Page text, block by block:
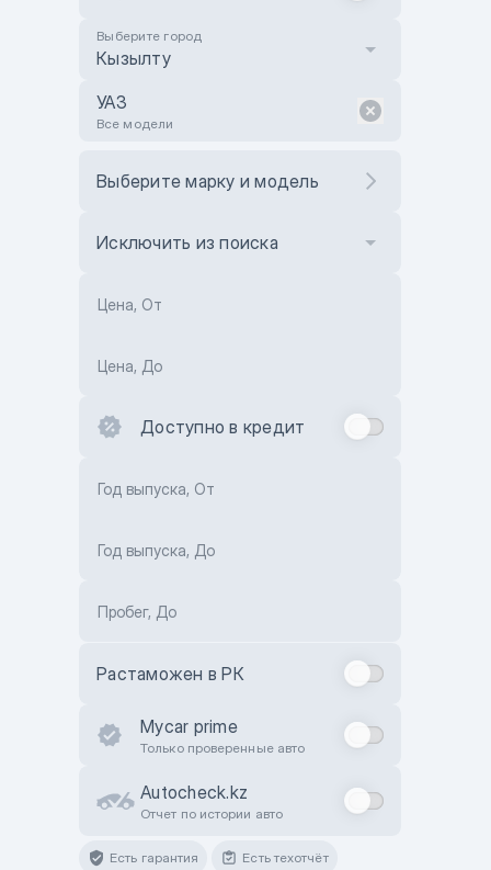
Выберите город
Кызылту
УАЗ
Все модели
Выберите марку и модель
Исключить из поиска
Цена, От
Цена, До
Доступно в кредит
Год выпуска, От
Год выпуска, До
Пробег, До
Растаможен в РК
Mycar prime
Только проверенные авто
Autocheck.kz
Отчет по истории авто
Есть гарантия Есть техотчёт